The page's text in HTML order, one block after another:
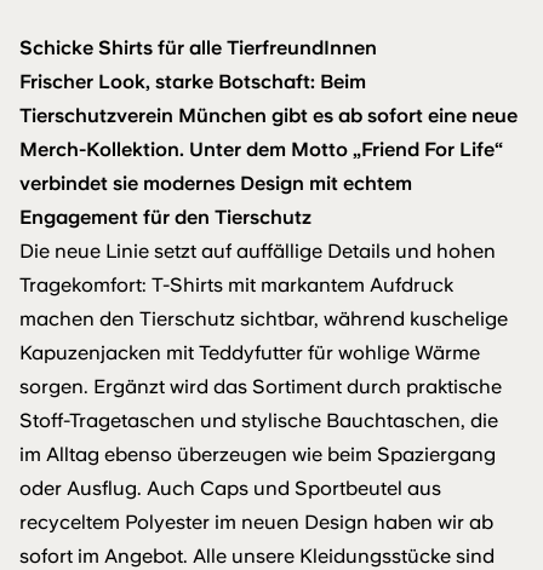
Schicke Shirts für alle TierfreundInnen
Frischer Look, starke Botschaft: Beim
Tierschutzverein München gibt es ab sofort eine neue
Merch-Kollektion. Unter dem Motto „Friend For Life“
verbindet sie modernes Design mit echtem
Engagement für den Tierschutz
Die neue Linie setzt auf auffällige Details und hohen
Tragekomfort: T-Shirts mit markantem Aufdruck
machen den Tierschutz sichtbar, während kuschelige
Kapuzenjacken mit Teddyfutter für wohlige Wärme
sorgen. Ergänzt wird das Sortiment durch praktische
Stoff-Tragetaschen und stylische Bauchtaschen, die
im Alltag ebenso überzeugen wie beim Spaziergang
oder Ausflug. Auch Caps und Sportbeutel aus
recyceltem Polyester im neuen Design haben wir ab
sofort im Angebot. Alle unsere Kleidungsstücke sind